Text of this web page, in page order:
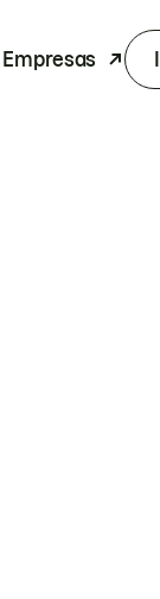
Empresas